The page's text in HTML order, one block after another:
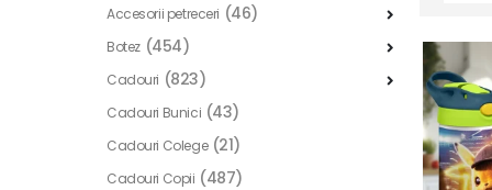
Accesorii petreceri (46)
Botez (454)
Cadouri (823)
Cadouri Bunici (43)
Cadouri Colege (21)
Cadouri Copii (487)